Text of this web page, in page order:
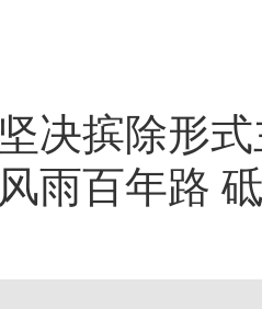
坚决摈除形
风雨百年路